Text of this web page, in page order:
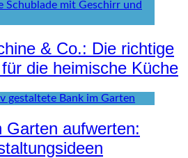
& Co.: Die richtige
die heimische Küche
Garten aufwerten: